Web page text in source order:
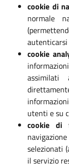
cookie di
normale
autenticarsi
cookie
assimilati
utenti e su
cookie di
selezionati
il servizio